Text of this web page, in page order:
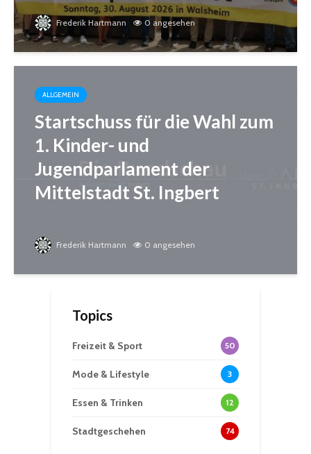
Frederik Hartmann 0 angesehen
ALLGEMEIN
Startschuss für die Wahl zum
1. Kinder- und
Jugendparlament der
Mittelstadt St. Ingbert
Frederik Hartmann 0 angesehen
Topics
Freizeit & Sport 50
Mode & Lifestyle 3
Essen & Trinken 12
Stadtgeschehen 74